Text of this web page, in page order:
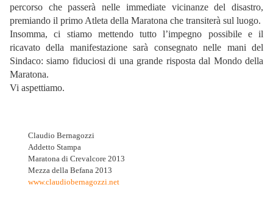
percorso che passerà nelle immediate vicinanze del disastro,
premiando il primo Atleta della Maratona che transiterà sul luogo.
Insomma, ci stiamo mettendo tutto l’impegno possibile e il
ricavato della manifestazione sarà consegnato nelle mani del
Sindaco: siamo fiduciosi di una grande risposta dal Mondo della
Maratona.
Vi aspettiamo.
Claudio Bernagozzi
Addetto Stampa
Maratona di Crevalcore 2013
Mezza della Befana 2013
www.claudiobernagozzi.net